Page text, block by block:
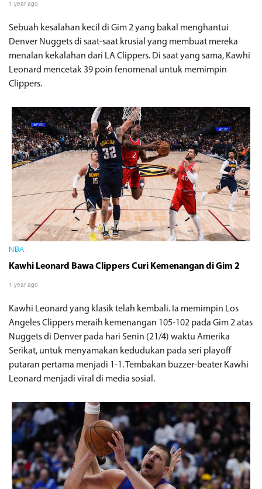
1 year ago
Sebuah kesalahan kecil di Gim 2 yang bakal menghantui
Denver Nuggets di saat-saat krusial yang membuat mereka
menalan kekalahan dari LA Clippers. Di saat yang sama, Kawhi
Leonard mencetak 39 poin fenomenal untuk memimpin
Clippers.
NBA
Kawhi Leonard Bawa Clippers Curi Kemenangan di Gim 2
1 year ago
Kawhi Leonard yang klasik telah kembali. Ia memimpin Los
Angeles Clippers meraih kemenangan 105-102 pada Gim 2 atas
Nuggets di Denver pada hari Senin (21/4) waktu Amerika
Serikat, untuk menyamakan kedudukan pada seri playoff
putaran pertama menjadi 1-1. Tembakan buzzer-beater Kawhi
Leonard menjadi viral di media sosial.